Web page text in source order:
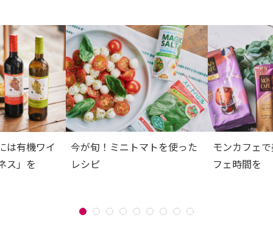
は有機ワイ
ス」を
今が旬！ミニトマトを使った
レシピ
モンカフェ
フェ時間を